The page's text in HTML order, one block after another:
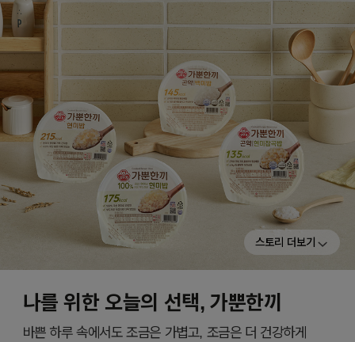
스토리 더보기
나를 위한 오늘의 선택, 가뿐한끼
바쁜 하루 속에서도 조금은 가볍고, 조금은 더 건강하게